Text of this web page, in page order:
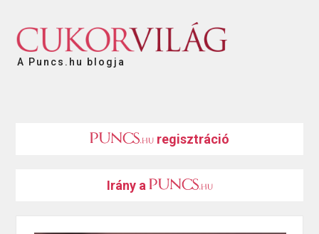
A Puncs.hu blogja
regisztráció
Irány a